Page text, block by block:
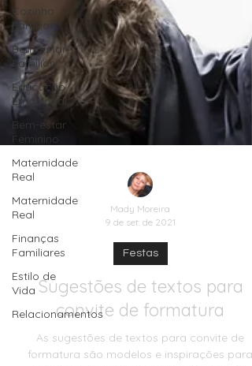
Cozinha
Familiar
Bem-Estar
Familiar
Educação
Emocional
Bem-estar
Feminino
Maternidade
Real
Maternidade
Real
Finanças
Familiares
Estilo de
Vida
Relacionamentos
Mady Moreira
9 de set. de 2021
Festas
convite de formatura